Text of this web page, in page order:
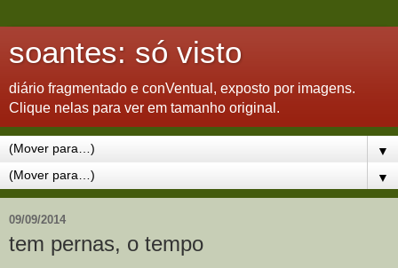
soantes: só visto
diário fragmentado e conVentual, exposto por imagens.
Clique nelas para ver em tamanho original.
▼
▼
09/09/2014
tem pernas, o tempo